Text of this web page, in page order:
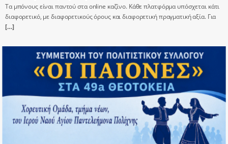
Τα μπόνους είναι παντού στα online καζίνο. Κάθε πλατφόρμα υπόσχεται κάτι
διαφορετικό, με διαφορετικούς όρους και διαφορετική πραγματική αξία. Για
[…]